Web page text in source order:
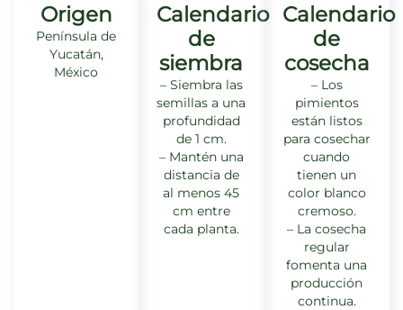
Origen
Península de
Yucatán,
México
Calendario
de
siembra
– Siembra las
semillas a una
profundidad
de 1 cm.
– Mantén una
distancia de
al menos 45
cm entre
cada planta.
Calendario
de
cosecha
– Los
pimientos
están listos
para cosechar
cuando
tienen un
color blanco
cremoso.
– La cosecha
regular
fomenta una
producción
continua.